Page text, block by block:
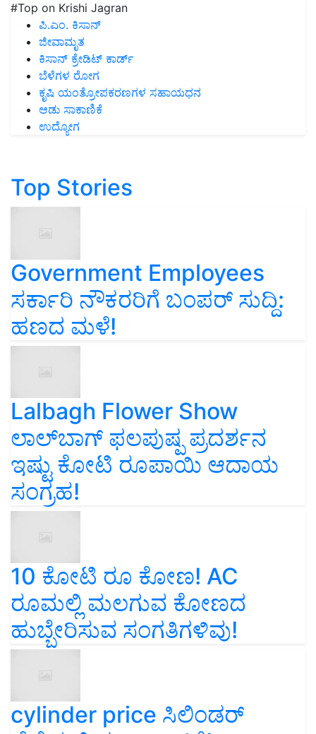
#Top on Krishi Jagran
ಪಿ.ಎಂ. ಕಿಸಾನ್
ಜೀವಾಮೃತ
ಕಿಸಾನ್ ಕ್ರೇಡಿಟ್ ಕಾರ್ಡ್
ಬೆಳೆಗಳ ರೋಗ
ಕೃಷಿ ಯಂತ್ರೋಪಕರಣಗಳ ಸಹಾಯಧನ
ಆಡು ಸಾಕಾಣಿಕೆ
ಉದ್ಯೋಗ
Top Stories
Government Employees
ಸರ್ಕಾರಿ ನೌಕರರಿಗೆ ಬಂಪರ್‌ ಸುದ್ದಿ:
ಹಣದ ಮಳೆ!
Lalbagh Flower Show
ಲಾಲ್‌ಬಾಗ್ ಫಲಪುಷ್ಪ ಪ್ರದರ್ಶನ
ಇಷ್ಟು ಕೋಟಿ ರೂಪಾಯಿ ಆದಾಯ
ಸಂಗ್ರಹ!
10 ಕೋಟಿ ರೂ ಕೋಣ! AC
ರೂಮಲ್ಲಿ ಮಲಗುವ ಕೋಣದ
ಹುಬ್ಬೇರಿಸುವ ಸಂಗತಿಗಳಿವು!
cylinder price ಸಿಲಿಂಡರ್‌